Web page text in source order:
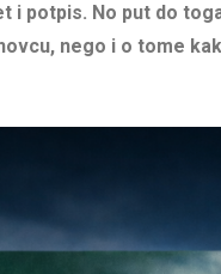
i potpis. No put do
nego i o tome